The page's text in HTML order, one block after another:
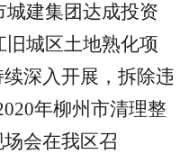
建集团达成投资
城区土地熟化项
续深入开展，拆除违
年柳州市清理整
场会在我区召